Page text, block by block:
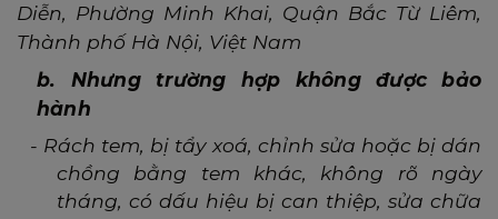
Diễn, Phường Minh Khai, Quận Bắc Từ Liêm,
Thành phố Hà Nội, Việt Nam
b. Nhưng trường hợp không được bảo
hành
- Rách tem, bị tẩy xoá, chỉnh sửa hoặc bị dán
chồng bằng tem khác, không rõ ngày
tháng, có dấu hiệu bị can thiệp, sửa chữa